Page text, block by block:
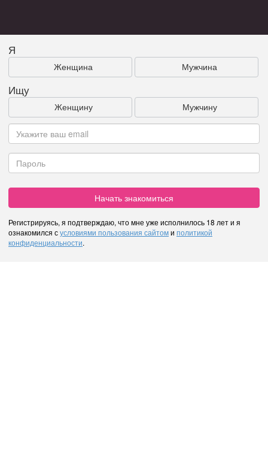
Я
Женщина Мужчина
Ищу
Женщину Мужчину
Начать знакомиться
Регистрируясь, я подтверждаю, что мне уже исполнилось 18 лет и я
ознакомился сусловиями пользования сайтоми политикой
конфиденциальности.